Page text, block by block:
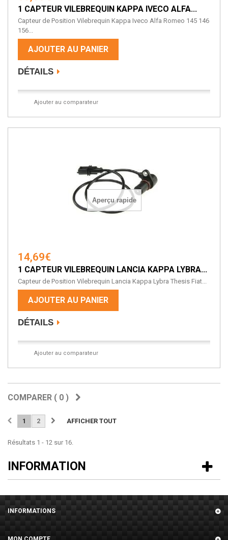
1 CAPTEUR VILEBREQUIN KAPPA IVECO ALFA...
Capteur de Position Vilebrequin Kappa Iveco Alfa Romeo 145 146
156...
AJOUTER AU PANIER
DÉTAILS
Ajouter au comparateur
Aperçu rapide
14,69€
1 CAPTEUR VILEBREQUIN LANCIA KAPPA LYBRA...
Capteur de Position Vilebrequin Lancia Kappa Lybra Thesis Fiat...
AJOUTER AU PANIER
DÉTAILS
Ajouter au comparateur
COMPARER ( 0 )
AFFICHER TOUT
1 2
Résultats 1 - 12 sur 16.
INFORMATION
INFORMATIONS